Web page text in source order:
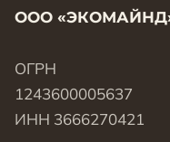
ООО
ОГРН
1243600005637
ИНН 3666270421